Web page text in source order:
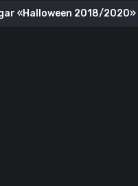
«‎Halloween 2018/2020»